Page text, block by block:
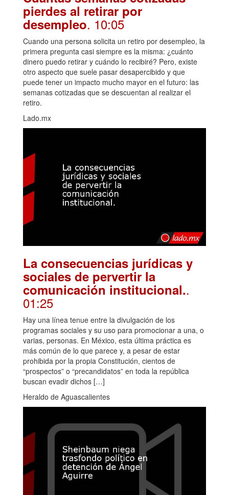
pierdes al retirar por
desempleo. 10:05
Cuando una persona solicita un retiro por desempleo, la
primera pregunta casi siempre es la misma: ¿cuánto
dinero puedo retirar y cuándo lo recibiré? Pero, existe
otro aspecto que suele pasar desapercibido y que
puede tener un impacto mucho mayor en el futuro: las
semanas cotizadas que se descuentan al realizar el
retiro.
Lado.mx
La consecuencias jurídicas y
sociales de pervertir la
comunicación institucional..
01:25
Hay una línea tenue entre la divulgación de los
programas sociales y su uso para promocionar a una, o
varias, personas. En México, esta última práctica es
más común de lo que parece y, a pesar de estar
prohibida por la propia Constitución, cientos de
“prospectos” o “precandidatos” en toda la república
buscan evadir dichos […]
Heraldo de Aguascalientes